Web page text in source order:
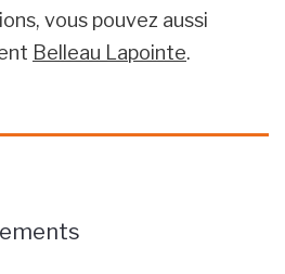
vous pouvez aussi
Belleau Lapointe.